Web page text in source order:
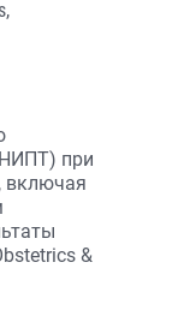
при
включая
&